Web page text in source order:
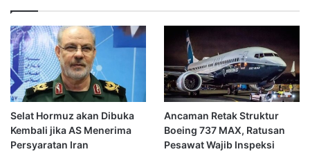
Selat Hormuz akan Dibuka
Kembali jika AS Menerima
Persyaratan Iran
Ancaman Retak Struktur
Boeing 737 MAX, Ratusan
Pesawat Wajib Inspeksi